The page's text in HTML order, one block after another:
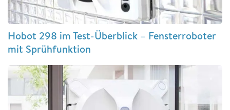
Hobot 298 im Test-Überblick – Fensterroboter
mit Sprühfunktion